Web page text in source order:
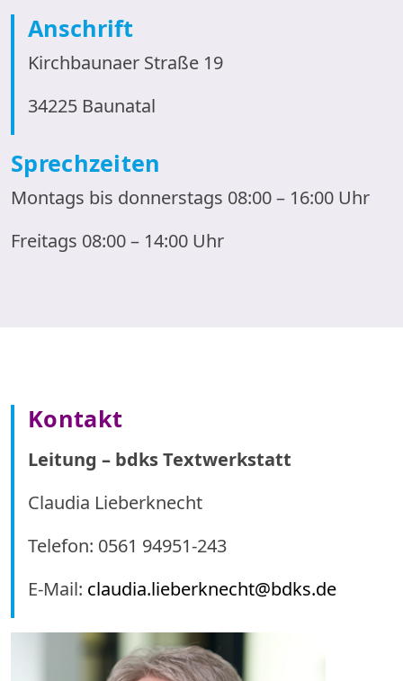
Anschrift
Kirchbaunaer Straße 19
34225 Baunatal
Sprechzeiten
Montags bis donnerstags 08:00 – 16:00 Uhr
Freitags 08:00 – 14:00 Uhr
Kontakt
Leitung – bdks Textwerkstatt
Claudia Lieberknecht
Telefon: 0561 94951-243
E-Mail: claudia.lieberknecht@bdks.de